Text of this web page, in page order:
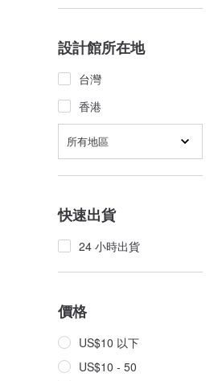
設計館所在地
台灣
香港
所有地區
快速出貨
24 小時出貨
價格
US$10 以下
US$10 - 50